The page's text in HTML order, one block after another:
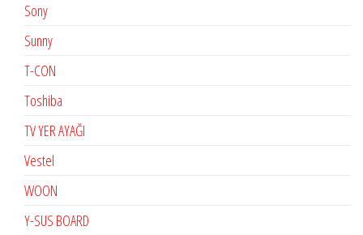
Sony
Sunny
T-CON
Toshiba
TV YER AYAĞI
Vestel
WOON
Y-SUS BOARD